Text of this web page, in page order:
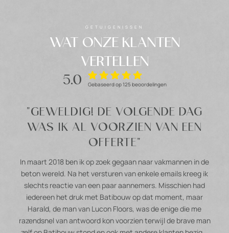
GETUIGENISSEN
WAT ONZE KLANTEN
VERTELLEN
5.0
Gebaseerd op 125 beoordelingen
"GEWELDIG! DE VOLGENDE DAG
WAS IK AL VOORZIEN VAN EEN
OFFERTE"
In maart 2018 ben ik op zoek gegaan naar vakmannen in de
beton wereld. Na het versturen van enkele emails kreeg ik
slechts reactie van een paar aannemers. Misschien had
iedereen het druk met Batibouw op dat moment, maar
Harald, de man van Lucon Floors, was de enige die me
razendsnel van antwoord kon voorzien terwijl de brave man